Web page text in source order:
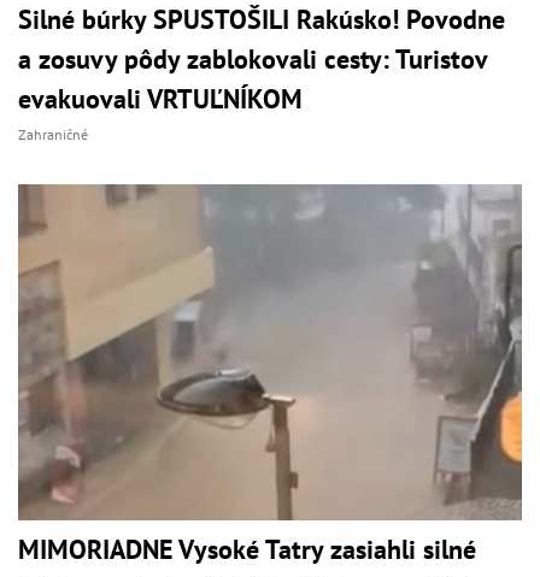
Silné búrky SPUSTOŠILI Rakúsko! Povodne
a zosuvy pôdy zablokovali cesty: Turistov
evakuovali VRTUĽNÍKOM
Zahraničné
MIMORIADNE Vysoké Tatry zasiahli silné